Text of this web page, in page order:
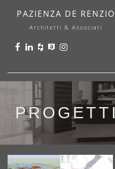
PAZIENZA DE RENZIO
Architetti & Associati
PROGETTI